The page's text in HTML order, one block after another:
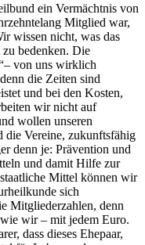
ein Vermächtnis von
Mitglied war,
wissen nicht, was das
zu bedenken. Die
von uns wirklich
die Zeiten sind
und bei den Kosten,
wir nicht auf
wollen unseren
die Vereine, zukunftsfähig
denn je: Prävention und
und damit Hilfe zur
Mittel können wir
sich
Mitgliederzahlen, denn
wir – mit jedem Euro.
dass dieses Ehepaar,